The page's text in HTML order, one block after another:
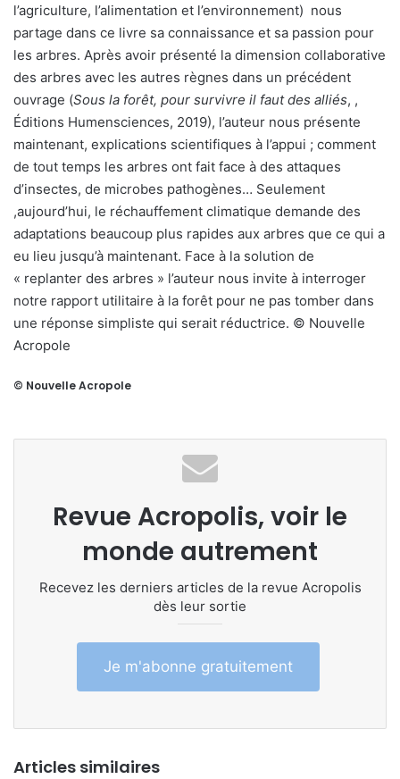
l’agriculture, l’alimentation et l’environnement) nous
partage dans ce livre sa connaissance et sa passion pour
les arbres. Après avoir présenté la dimension collaborative
des arbres avec les autres règnes dans un précédent
ouvrage (Sous la forêt, pour survivre il faut des alliés, ,
Éditions Humensciences, 2019), l’auteur nous présente
maintenant, explications scientifiques à l’appui ; comment
de tout temps les arbres ont fait face à des attaques
d’insectes, de microbes pathogènes… Seulement
,aujourd’hui, le réchauffement climatique demande des
adaptations beaucoup plus rapides aux arbres que ce qui a
eu lieu jusqu’à maintenant. Face à la solution de
« replanter des arbres » l’auteur nous invite à interroger
notre rapport utilitaire à la forêt pour ne pas tomber dans
une réponse simpliste qui serait réductrice. © Nouvelle
Acropole
© Nouvelle Acropole
Revue Acropolis, voir le
monde autrement
Recevez les derniers articles de la revue Acropolis
dès leur sortie
Je m'abonne gratuitement
Articles similaires